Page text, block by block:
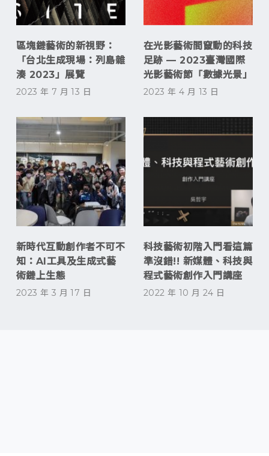
區塊鏈藝術的新視野：
「台北生成現場：列島雜
湊 2023」展覽
2023 年 7 月 13 日
在光影藝術間竄動的科技
足跡 — 2023臺灣國際
光影藝術節「數據光景」
2023 年 4 月 13 日
新時代互動創作者不可不
知：AI工具及生成式藝
術鏈上生態
2023 年 3 月 17 日
科技藝術初階入門看這篇
準沒錯!! 新媒體、科技與
程式藝術創作入門講座
2022 年 10 月 24 日